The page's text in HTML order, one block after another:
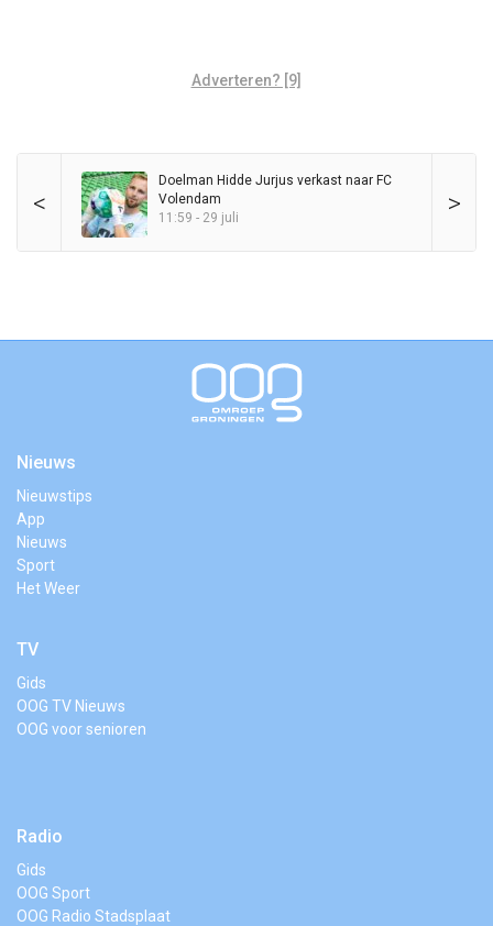
Adverteren? [9]
< >
Doelman Hidde Jurjus verkast naar FC
Volendam
11:59 - 29 juli
Nieuws
Nieuwstips
App
Nieuws
Sport
Het Weer
TV
Gids
OOG TV Nieuws
OOG voor senioren
Radio
Gids
OOG Sport
OOG Radio Stadsplaat